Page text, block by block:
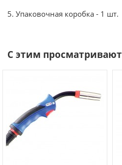
5. Упаковочная коробка - 1 шт.
С этим просматривают